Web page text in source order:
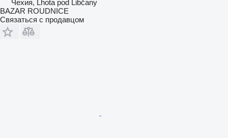
Чехия, Lhota pod Libčany
BAZAR ROUDNICE
Связаться с продавцом